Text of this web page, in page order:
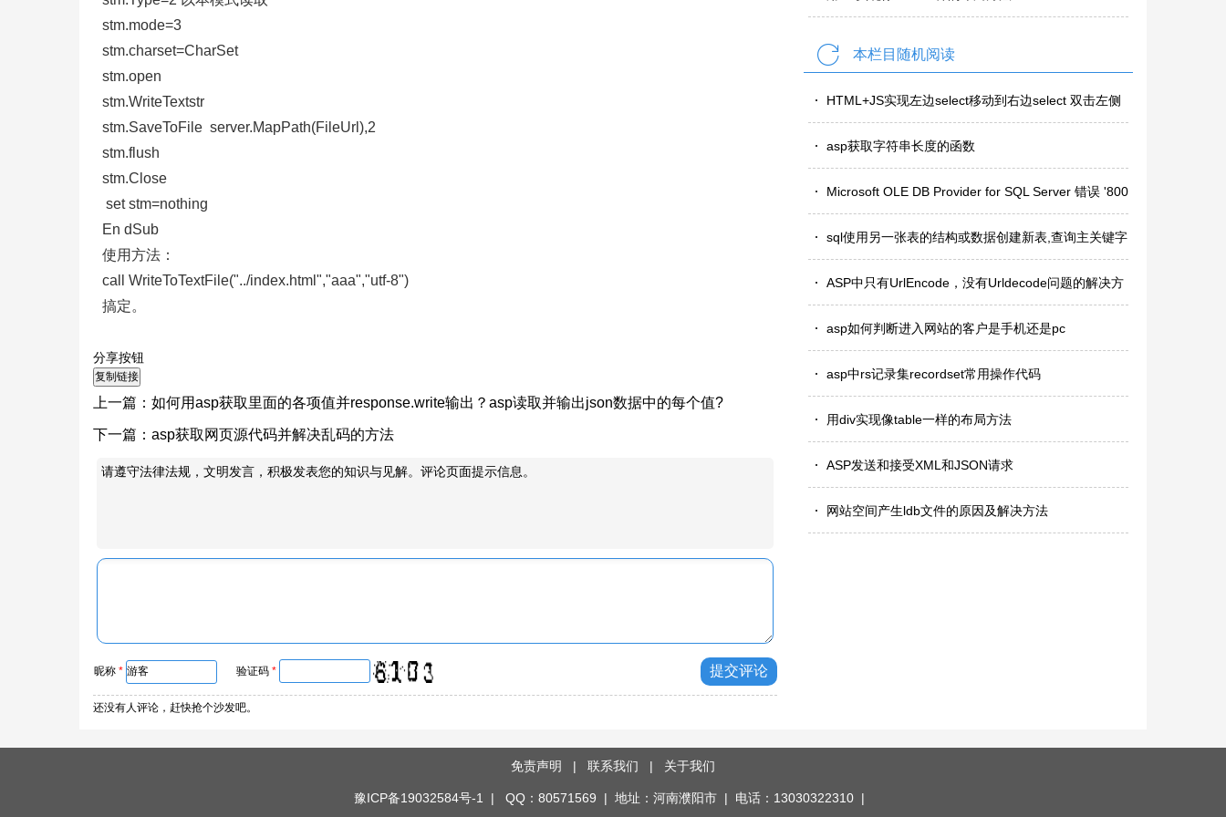
stm.mode=3
stm.charset=CharSet
stm.open
stm.WriteTextstr
stm.SaveToFile server.MapPath(FileUrl),2
stm.flush
stm.Close
set stm=nothing
En dSub
使用方法：
call WriteToTextFile("../index.html","aaa","utf-8")
搞定。
分享按钮
上一篇： 如何用asp获取里面的各项值并response.write输出？asp读取并输出json数据中的每个值?
下一篇： asp获取网页源代码并解决乱码的方法
请遵守法律法规，文明发言，积极发表您的知识与见解。评论页面提示信息。
昵称 * 验证码 *
还没有人评论，赶快抢个沙发吧。
本栏目随机阅读
HTML+JS实现左边select移动到右边select 双击左侧
选项即可..
asp获取字符串长度的函数
Microsoft OLE DB Provider for SQL Server 错误 '800
40e14'..
sql使用另一张表的结构或数据创建新表,查询主关键字
重复数据,删除..
ASP中只有UrlEncode，没有Urldecode问题的解决方
法？
asp如何判断进入网站的客户是手机还是pc
asp中rs记录集recordset常用操作代码
用div实现像table一样的布局方法
ASP发送和接受XML和JSON请求
网站空间产生ldb文件的原因及解决方法
免责声明 | 联系我们 | 关于我们
豫ICP备19032584号-1 | QQ：80571569 | 地址：河南濮阳市 | 电话：13030322310 |